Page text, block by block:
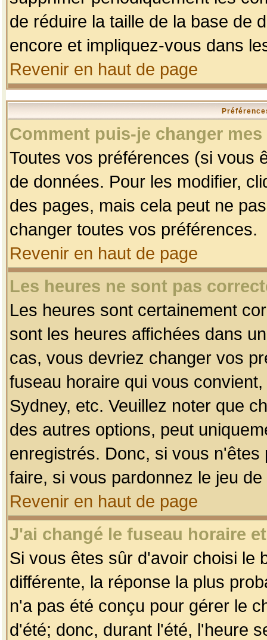
de réduire la taille de la base de
encore et impliquez-vous dans
Revenir en haut de page
Comment puis-je changer
Toutes vos préférences (si vous
de données. Pour les modifier,
des pages, mais cela peut ne
changer toutes vos préférences.
Revenir en haut de page
Les heures ne sont pas
Les heures sont certainement
sont les heures affichées dans
cas, vous devriez changer vos
fuseau horaire qui vous
Sydney, etc. Veuillez noter que
des autres options, peut
enregistrés. Donc, si vous
faire, si vous pardonnez le jeu
Revenir en haut de page
J'ai changé le fuseau horaire
Si vous êtes sûr d'avoir choisi le
différente, la réponse la plus
n'a pas été conçu pour gérer le
d'été; donc, durant l'été, l'heure